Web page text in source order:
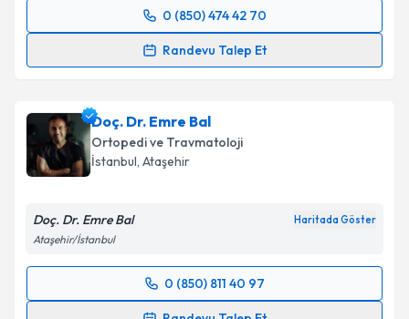
0 (850) 474 42 70
Randevu Talep Et
Randevu Takvimi Talebi
takvim hazırlandığında e-posta ile bilgilendireceğiz.
E-posta Adresiniz
Kişisel verilerimin işlenmesine ilişkin
Metni'ni okudum ve kişisel verilerimin belirtilen
kapsamda işlenmesini kabul ediyorum.
Doç. Dr. Emre Bal
Ortopedi ve Travmatoloji
İstanbul, Ataşehir
Doç. Dr. Emre Bal Haritada Göster
Ataşehir/İstanbul
0 (850) 811 40 97
Randevu Takvimi Talebi